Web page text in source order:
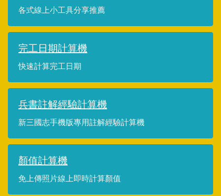
各式線上小工具分享推薦
完工日期計算機
快速計算完工日期
兵書註解經驗計算機
新三國志手機版專用註解經驗計算機
顏值計算機
免上傳照片線上即時計算顏值